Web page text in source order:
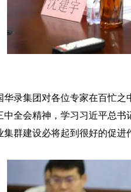
录集团对各位专家在百忙
全会精神，学习习近平总
群建设必将起到很好的促进